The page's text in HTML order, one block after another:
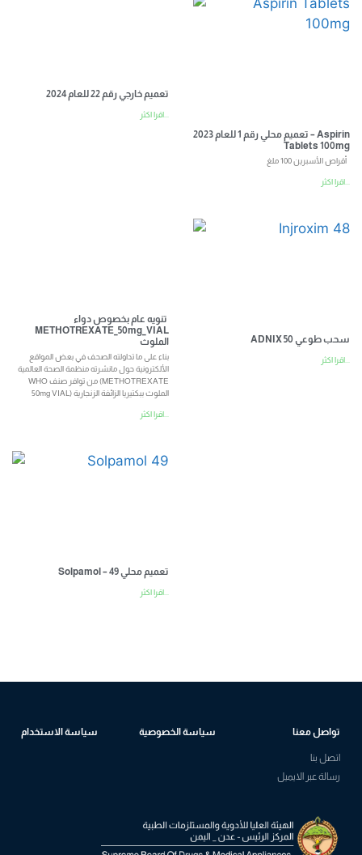
تعميم خارجي رقم 22 للعام 2024
تعميم محلي رقم 1 للعام 2023 – Aspirin
Tablets 100mg
تنويه عام بخصوص دواء
METHOTREXATE_50mg_VIAL
الملوث
بناء على ما تداولته الصحف في بعض المواقع
الألكترونية حول مانشرته منظمة الصحة العالمية
WHO من توافر صنف (METHOTREXATE
50mg VIAL) الملوث ببكتيريا الزائفة الزنجارية
ADNIX 50 سحب طوعي
Solpamol – تعميم محلي 49
سياسة الاستخدام سياسة الخصوصية تواصل معنا
اتصل بنا
رسالة عبر الايميل